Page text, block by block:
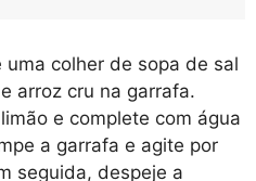
colher de sopa de sal
arroz cru na garrafa.
e complete com água
a garrafa e agite por
seguida, despeje a